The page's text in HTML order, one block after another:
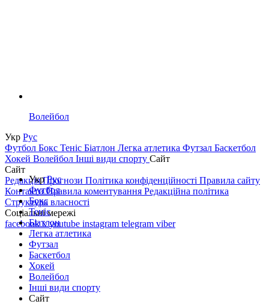
Волейбол
Укр Рус
Футбол Бокс Теніс Біатлон Легка атлетика Футзал Баскетбол
Хокей Волейбол Інші види спорту Сайт
Сайт
РедакціяПрогнози Політика конфіденційності Правила сайту
КонтактиПравила коментування Редакційна політика
Структура власності
Соціальні мережі
facebookxyoutube instagram telegram viber
УкрРус
Футбол
Бокс
Теніс
Біатлон
Легка атлетика
Футзал
Баскетбол
Хокей
Волейбол
Інші види спорту
Сайт